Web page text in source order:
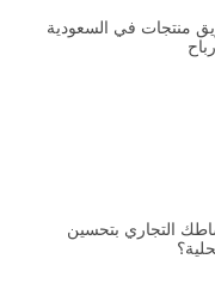
منتجات في السعودية
التجاري بتحسين